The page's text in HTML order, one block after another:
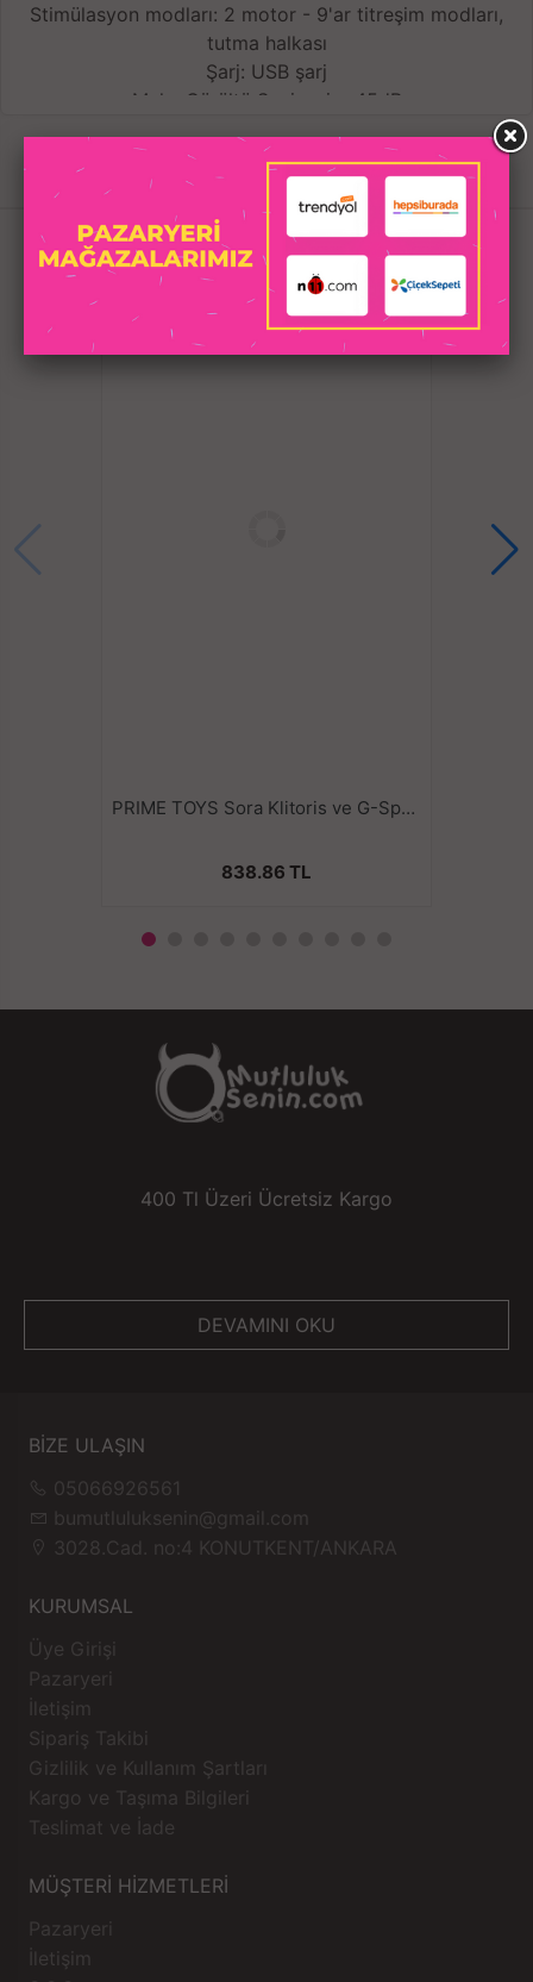
Stimülasyon modları: 2 motor - 9'ar titreşim modları,
tutma halkası
Şarj: USB şarj
Maks Gürültü Seviyesi: <45dB
Su geçirmezlik sınıfı: IPX7 - Su geçirmez
Şarj süresi: 60-90 dakika Pil ömrü: 120 dakika kullanım
İLGILI
ÜRÜNLER
PRIME TOYS Sora Klitoris ve G-Spot Uyarıcı 2 in 1 Rabbit Vibratör
838.86 TL
400 Tl Üzeri Ücretsiz Kargo
DEVAMINI OKU
BİZE ULAŞIN
05066926561
bumutluluksenin@gmail.com
3028.Cad. no:4 KONUTKENT/ANKARA
KURUMSAL
Üye Girişi
Pazaryeri
İletişim
Sipariş Takibi
Gizlilik ve Kullanım Şartları
Kargo ve Taşıma Bilgileri
Teslimat ve İade
MÜŞTERİ HİZMETLERİ
Pazaryeri
İletişim